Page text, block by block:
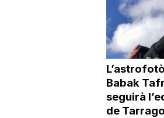
Babak
seguirà
de